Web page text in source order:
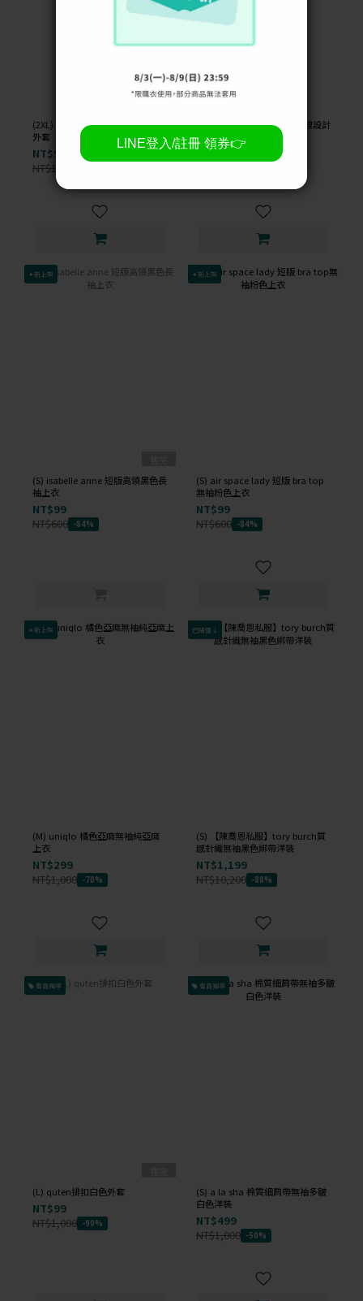
(2XL) rue xi 毛毛連帽兔耳朵白色
外套
NT$99
NT$1,000
(M) the madre 西裝撞色車線設計
灰色外套
NT$99
✦新上架
(S) isabelle anne 短版高領黑色長
袖上衣
NT$99
NT$600 -84%
✦新上架
(S) air space lady 短版 bra top
無袖粉色上衣
NT$99
NT$600 -84%
✦新上架
(M) uniqlo 橘色亞麻無袖純亞麻
上衣
NT$299
NT$1,000 -70%
已降價↓
(S) 【陳喬恩私服】tory burch質
感針織無袖黑色綁帶洋裝
NT$1,199
NT$10,200 -88%
會員獨享
(L) quten排扣白色外套
NT$99
NT$1,000 -90%
會員獨享
(S) a la sha 棉質細肩帶無袖多皺
白色洋裝
NT$499
NT$1,000 -50%